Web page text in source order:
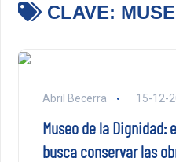
CLAVE:
Abril Becerra 15-12-
Museo de la Dignidad:
busca conservar las